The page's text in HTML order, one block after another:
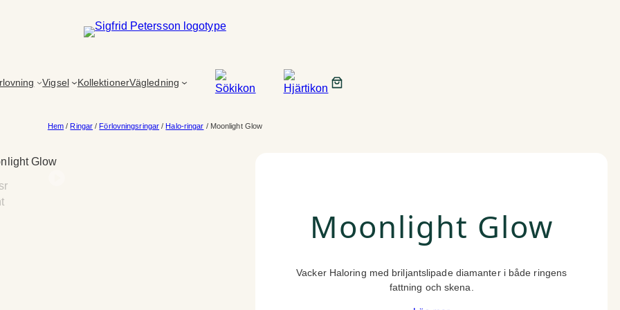
Vigsel KollektionerVägledning
Hem /Ringar /Förlovningsringar /Halo-ringar / Moonlight Glow
Moonlight Glow
Vacker Haloring med briljantslipade diamanter i både ringens
fattning och skena.